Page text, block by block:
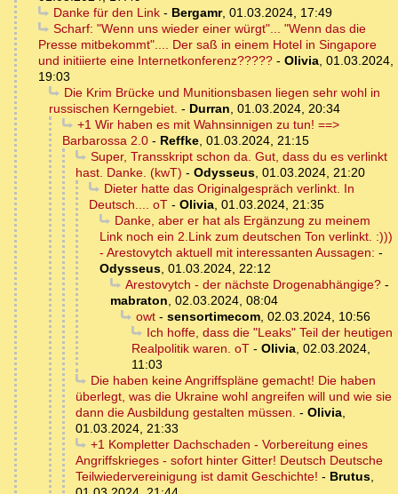
Danke für den Link- Bergamr, 01.03.2024, 17:49
Scharf: "Wenn uns wieder einer würgt"... "Wenn das die
Presse mitbekommt".... Der saß in einem Hotel in Singapore
und initiierte eine Internetkonferenz????? - Olivia, 01.03.2024,
19:03
Die Krim Brücke und Munitionsbasen liegen sehr wohl in
russischen Kerngebiet. - Durran, 01.03.2024, 20:34
+1 Wir haben es mit Wahnsinnigen zu tun! ==>
Barbarossa 2.0 - Reffke, 01.03.2024, 21:15
Super, Transskript schon da. Gut, dass du es verlinkt
hast. Danke. (kwT) - Odysseus, 01.03.2024, 21:20
Dieter hatte das Originalgespräch verlinkt. In
Deutsch.... oT - Olivia, 01.03.2024, 21:35
Danke, aber er hat als Ergänzung zu meinem
Link noch ein 2.Link zum deutschen Ton verlinkt. :)))
- Arestovytch aktuell mit interessanten Aussagen: -
Odysseus, 01.03.2024, 22:12
Arestovytch - der nächste Drogenabhängige?-
mabraton, 02.03.2024, 08:04
owt- sensortimecom, 02.03.2024, 10:56
Ich hoffe, dass die "Leaks" Teil der heutigen
Realpolitik waren. oT - Olivia, 02.03.2024,
11:03
Die haben keine Angriffspläne gemacht! Die haben
überlegt, was die Ukraine wohl angreifen will und wie sie
dann die Ausbildung gestalten müssen. - Olivia,
01.03.2024, 21:33
+1 Kompletter Dachschaden - Vorbereitung eines
Angriffskrieges - sofort hinter Gitter! Deutsch Deutsche
Teilwiedervereinigung ist damit Geschichte! - Brutus,